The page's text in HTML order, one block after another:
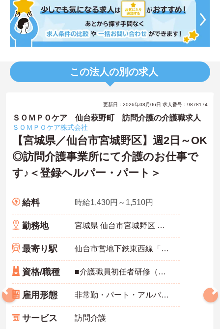
この法人の別の求人
更新日：2026年08月06日 求人番号：9878174
ＳＯＭＰＯケア 仙台萩野町 訪問介護の介護職求人
ＳＯＭＰＯケア株式会社
【宮城県／仙台市宮城野区】週2日～OK
◎訪問介護事業所にて介護のお仕事で
す♪＜登録ヘルパー・パート＞
給料 時給1,430円～1,510円
勤務地 宮城県 仙台市宮城野区 萩野町3-12-1
最寄り駅 仙台市営地下鉄東西線「卸町(宮城)駅」徒歩12分
資格/職種 ■介護職員初任者研修（ヘルパー2級）以上、介護福祉士 いずれか ※未経験・ブランク可 ■スマートフォン所持必須（業務に使用するため） ■普通運転免許必須(AT可) ※エリアにより必須
雇用形態 非常勤・パート・アルバイト
サービス 訪問介護